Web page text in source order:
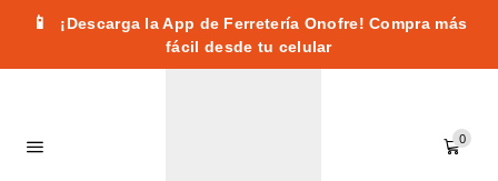
📱
¡Descarga la App de Ferretería Onofre! Compra más
fácil desde tu celular
0